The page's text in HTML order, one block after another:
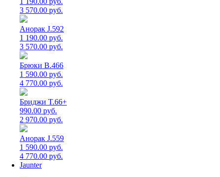
3 570.00 руб.
Анорак J.592
1 190.00 руб.
3 570.00 руб.
Брюки B.466
1 590.00 руб.
4 770.00 руб.
Бриджи T.66+
990.00 руб.
2 970.00 руб.
Анорак J.559
1 590.00 руб.
4 770.00 руб.
Jaunter